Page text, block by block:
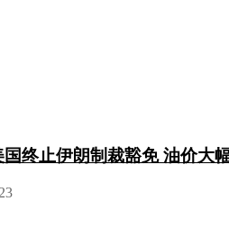
终止伊朗制裁豁免 油价大